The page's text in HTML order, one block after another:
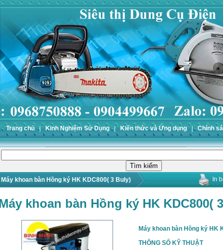
Trang chủ Kinh Nghiệm Sử Dụng Kiến thức và Ứng dụng Chính
Máy khoan bàn Hồng ký HK KDC800( 3 Buly) In
khoan bàn Hồng ký HK KDC800(
Máy khoan bàn Hồng ký HK
THÔNG SỐ KỸ THUẬT